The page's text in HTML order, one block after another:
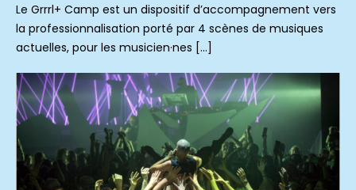
Le Grrrl+ Camp est un dispositif d’accompagnement vers
la professionnalisation porté par 4 scènes de musiques
actuelles, pour les musicien·nes […]